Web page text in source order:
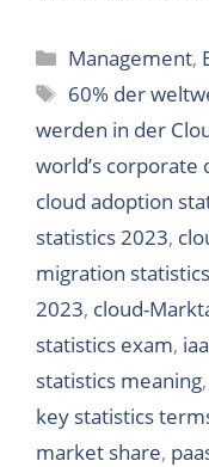
Categories
Management,
Tags
60% der
werden in der
world’s corporate
cloud adoption
statistics 2023,
migration statistics
2023, cloud-
statistics exam,
statistics meaning,
key statistics
market share,